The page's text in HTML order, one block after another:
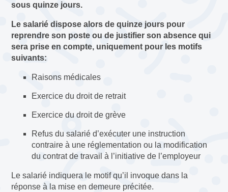
sous quinze jours.
Le salarié dispose alors de quinze jours pour
reprendre son poste ou de justifier son absence qui
sera prise en compte, uniquement pour les motifs
suivants:
Raisons médicales
Exercice du droit de retrait
Exercice du droit de grève
Refus du salarié d’exécuter une instruction
contraire à une réglementation ou la modification
du contrat de travail à l’initiative de l’employeur
Le salarié indiquera le motif qu’il invoque dans la
réponse à la mise en demeure précitée.